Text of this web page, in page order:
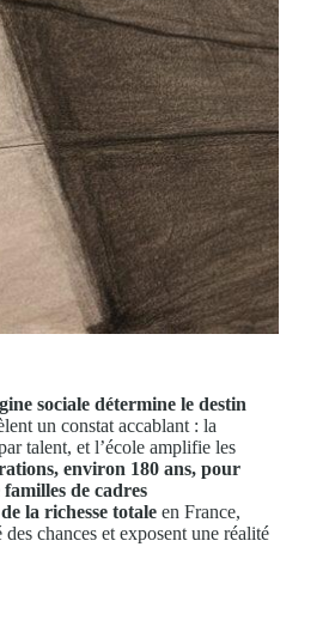
sociale détermine le destin
un constat accablant : la
talent, et l’école amplifie les
environ 180 ans, pour
de cadres
la richesse totale en France,
chances et exposent une réalité